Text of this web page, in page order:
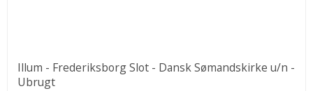
Illum - Frederiksborg Slot - Dansk Sømandskirke u/n -
Ubrugt